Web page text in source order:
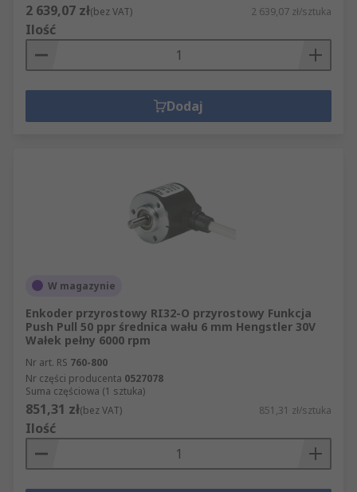
2 639,07 zł(bez VAT) 2 639,07 zł/sztuka
Ilość
Dodaj
W magazynie
Enkoder przyrostowy RI32-O przyrostowy Funkcja
Push Pull 50 ppr średnica wału 6 mm Hengstler 30V
Wałek pełny 6000 rpm
Nr art. RS 760-800
Nr części producenta 0527078
Suma częściowa (1 sztuka)
851,31 zł(bez VAT) 851,31 zł/sztuka
Ilość